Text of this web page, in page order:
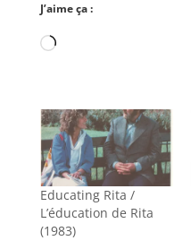
J’aime ça :
Chargement…
Educating Rita /
L’éducation de Rita
(1983)